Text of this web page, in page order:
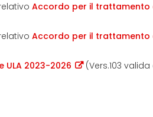
Accordo per il trattamento
Accordo per il trattamento
2023-2026
(Vers.103 valida